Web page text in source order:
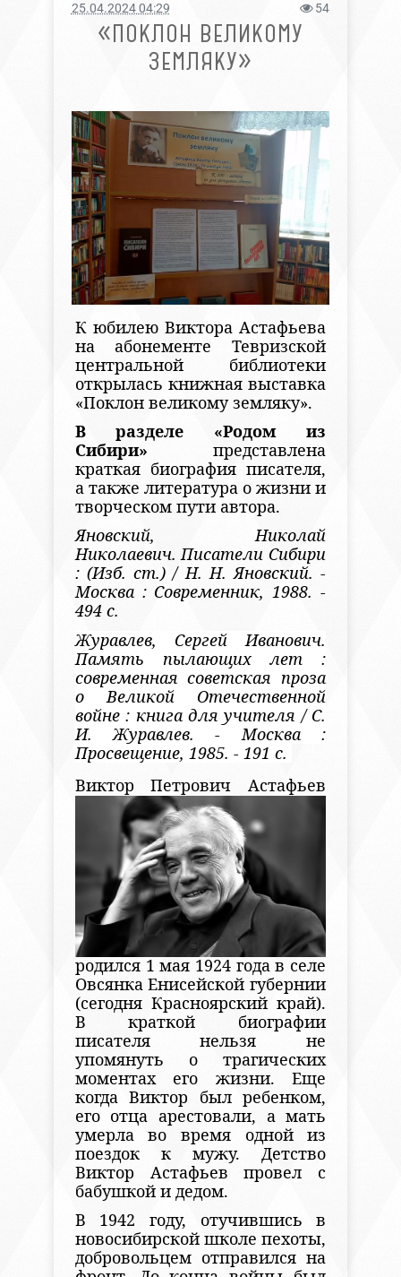
25.04.2024 04:29 54
«ПОКЛОН ВЕЛИКОМУ
ЗЕМЛЯКУ»
К юбилею Виктора Астафьева
на абонементе Тевризской
центральной библиотеки
открылась книжная выставка
«Поклон великому земляку».
В разделе «Родом из
Сибири» представлена
краткая биография писателя,
а также литература о жизни и
творческом пути автора.
Яновский, Николай
Николаевич. Писатели Сибири
: (Изб. ст.) / Н. Н. Яновский. -
Москва : Современник, 1988. -
494 с.
Журавлев, Сергей Иванович.
Память пылающих лет :
современная советская проза
о Великой Отечественной
войне : книга для учителя / С.
И. Журавлев. - Москва :
Просвещение, 1985. - 191 с.
Виктор Петрович Астафьев
родился 1 мая 1924 года в селе
Овсянка Енисейской губернии
(сегодня Красноярский край).
В краткой биографии
писателя нельзя не
упомянуть о трагических
моментах его жизни. Еще
когда Виктор был ребенком,
его отца арестовали, а мать
умерла во время одной из
поездок к мужу. Детство
Виктор Астафьев провел с
бабушкой и дедом.
В 1942 году, отучившись в
новосибирской школе пехоты,
добровольцем отправился на